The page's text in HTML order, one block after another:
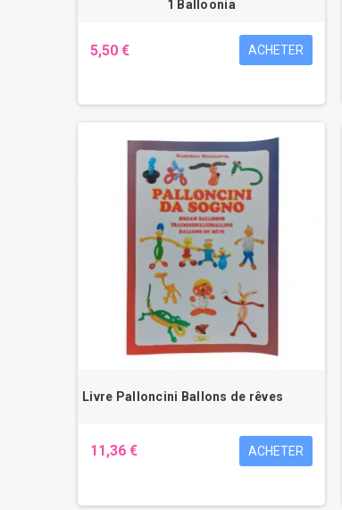
1 Balloonia
5,50 € ACHETER
Livre Palloncini Ballons de rêves
11,36 € ACHETER